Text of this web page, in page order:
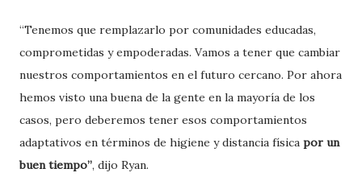
“Tenemos que remplazarlo por comunidades educadas,
comprometidas y empoderadas. Vamos a tener que cambiar
nuestros comportamientos en el futuro cercano. Por ahora
hemos visto una buena de la gente en la mayoría de los
casos, pero deberemos tener esos comportamientos
adaptativos en términos de higiene y distancia física por un
buen tiempo”, dijo Ryan.